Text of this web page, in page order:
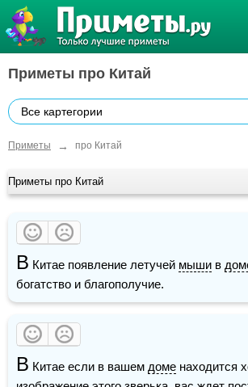
Приметы про Китай
Все картегории
Приметы → про Китай
Приметы про Китай
В Китае появление летучей мыши в
богатство и благополучие.
В Китае если в вашем доме находится